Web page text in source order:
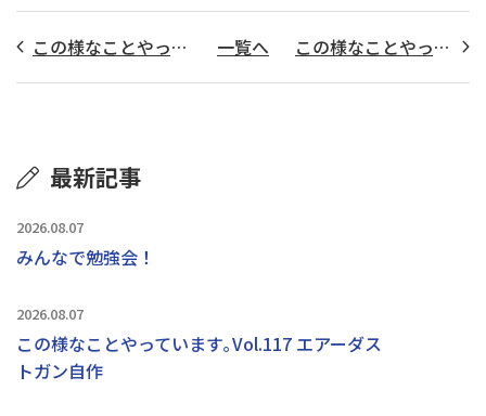
この様なことやっています｡Vol.106 ﾄﾗｯｸｳｲﾝｸﾞ油圧ﾎｰｽ製作 一覧へ この様なことやっています｡Vol.107 ﾀﾞﾝﾌﾟ荷台油圧ﾎｰｽ製作
最新記事
2026.08.07
みんなで勉強会！
2026.08.07
この様なことやっています｡Vol.117 エアーダス
トガン自作